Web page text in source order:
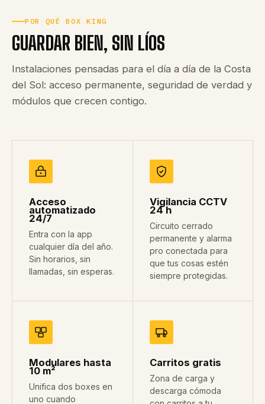
POR QUÉ BOX KING
GUARDAR BIEN, SIN LÍOS
Instalaciones pensadas para el día a día de la Costa
del Sol: acceso permanente, seguridad de verdad y
módulos que crecen contigo.
Acceso
automatizado
24/7
Entra con la app
cualquier día del año.
Sin horarios, sin
llamadas, sin esperas.
Vigilancia CCTV
24 h
Circuito cerrado
permanente y alarma
pro conectada para
que tus cosas estén
siempre protegidas.
Modulares hasta
10 m²
Unifica dos boxes en
uno cuando
Carritos gratis
Zona de carga y
descarga cómoda